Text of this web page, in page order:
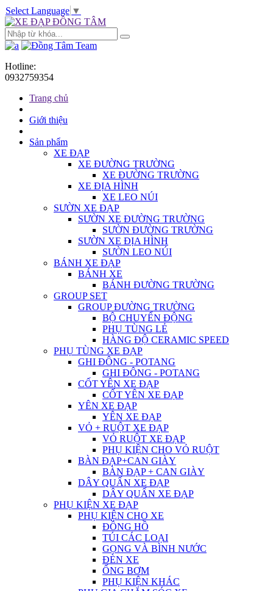
Select Language ▼
Hotline:
0932759354
Trang chủ
Giới thiệu
Sản phẩm
XE ĐẠP
XE ĐƯỜNG TRƯỜNG
XE ĐƯỜNG TRƯỜNG
XE ĐỊA HÌNH
XE LEO NÚI
SƯỜN XE ĐẠP
SƯỜN XE ĐƯỜNG TRƯỜNG
SƯỜN ĐƯỜNG TRƯỜNG
SƯỜN XE ĐỊA HÌNH
SƯỜN LEO NÚI
BÁNH XE ĐẠP
BÁNH XE
BÁNH ĐƯỜNG TRƯỜNG
GROUP SET
GROUP ĐƯỜNG TRƯỜNG
BỘ CHUYỂN ĐỘNG
PHỤ TÙNG LẺ
HÀNG ĐỘ CERAMIC SPEED
PHỤ TÙNG XE ĐẠP
GHI ĐÔNG - POTANG
GHI ĐÔNG - POTANG
CỐT YÊN XE ĐẠP
CỐT YÊN XE ĐẠP
YÊN XE ĐẠP
YÊN XE ĐẠP
VỎ + RUỘT XE ĐẠP
VỎ RUỘT XE ĐẠP
PHỤ KIỆN CHO VỎ RUỘT
BÀN ĐẠP+CAN GIÀY
BÀN ĐẠP + CAN GIÀY
DÂY QUẤN XE ĐẠP
DÂY QUẤN XE ĐẠP
PHỤ KIỆN XE ĐẠP
PHỤ KIỆN CHO XE
ĐỒNG HỒ
TÚI CÁC LOẠI
GỌNG VÀ BÌNH NƯỚC
ĐÈN XE
ỐNG BƠM
PHỤ KIỆN KHÁC